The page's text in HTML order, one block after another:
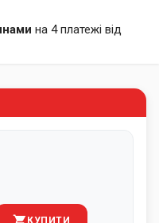
на 4 платежі від
КУПИТИ